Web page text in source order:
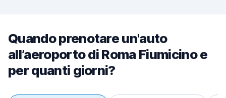
Quando prenotare un'auto
all’aeroporto di Roma Fiumicino e
per quanti giorni?